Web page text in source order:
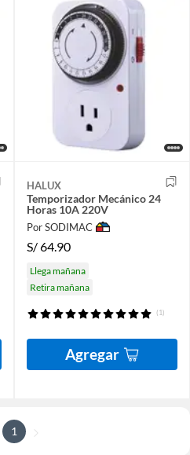
HALUX
Temporizador Mecánico 24
Horas 10A 220V
Por SODIMAC
S/64.90
Llega mañana
Retira mañana
(1)
Agregar
1